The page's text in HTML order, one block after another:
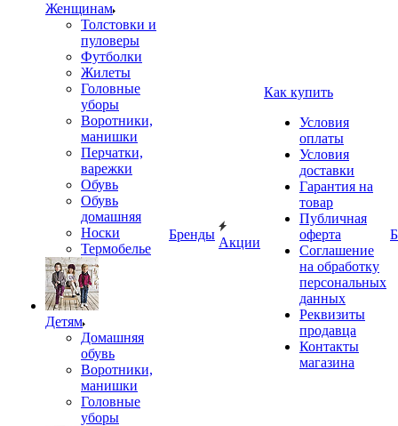
Женщинам
Толстовки и
пуловеры
Футболки
Жилеты
Головные
уборы
Воротники,
манишки
Перчатки,
варежки
Обувь
Обувь
домашняя
Носки
Термобелье
Детям
Домашняя
обувь
Воротники,
манишки
Головные
уборы
Бренды
Акции
Как купить
Условия
оплаты
Условия
доставки
Гарантия на
товар
Публичная
оферта
Соглашение
на обработку
персональных
данных
Реквизиты
продавца
Контакты
магазина